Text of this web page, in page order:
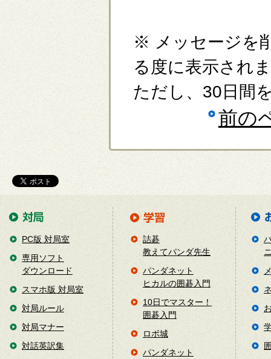
※ メッセージを
る度に表示され
ただし、30日間
前の
PC版 対局室
専用ソフト
ダウンロード
スマホ版 対局室
対局ルール
対局マナー
対話英訳集
詰碁
教えてパンダ先生
パンダネット
ヒカルの囲碁入門
10日でマスター！
囲碁入門
ロボ城
パンダネット